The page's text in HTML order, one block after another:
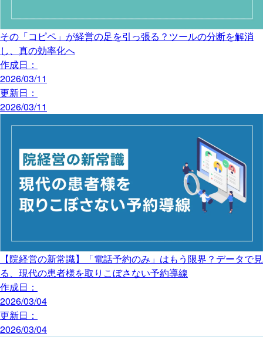
その「コピペ」が経営の足を引っ張る？ツールの分断を解消
し、真の効率化へ
作成日：
2026/03/11
更新日：
2026/03/11
【院経営の新常識】「電話予約のみ」はもう限界？データで見
る、現代の患者様を取りこぼさない予約導線
作成日：
2026/03/04
更新日：
2026/03/04